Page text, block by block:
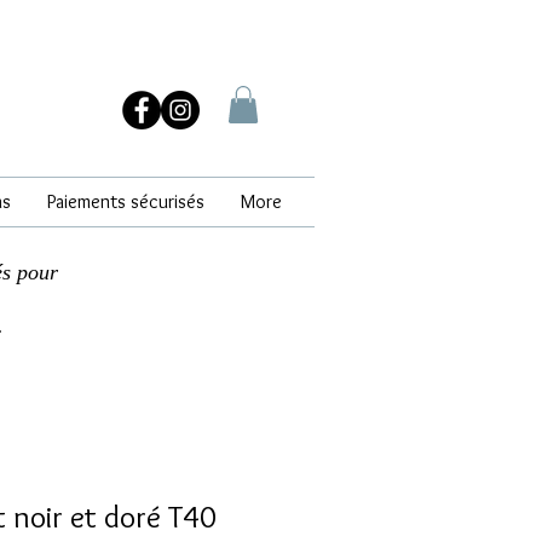
Paiements sécurisés More
pour
noir et doré T40